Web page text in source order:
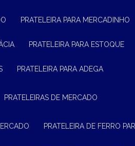
PRATELEIRA PARA MERCADINHO
PRATELEIRA PARA ESTOQUE
PRATELEIRA PARA ADEGA
PRATELEIRAS DE MERCADO
PRATELEIRA DE FERRO